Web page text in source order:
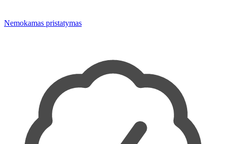
Nemokamas pristatymas